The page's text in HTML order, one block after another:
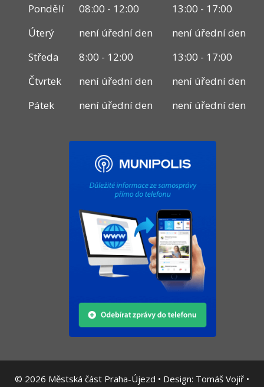
Pondělí 08:00 - 12:00
13:00 - 17:00
Úterý
není úřední den
není úřední den
Středa
8:00 - 12:00
13:00 - 17:00
Čtvrtek
není úřední den
není úřední den
Pátek
není úřední den není úřední den
© 2026 Městská část Praha-Újezd • Design: Tomáš Vojíř •